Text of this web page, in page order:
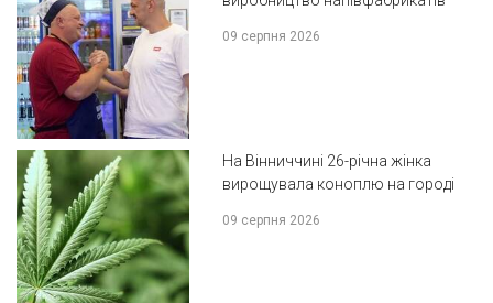
09 серпня 2026
На Вінниччині 26-річна жінка
вирощувала коноплю на городі
09 серпня 2026